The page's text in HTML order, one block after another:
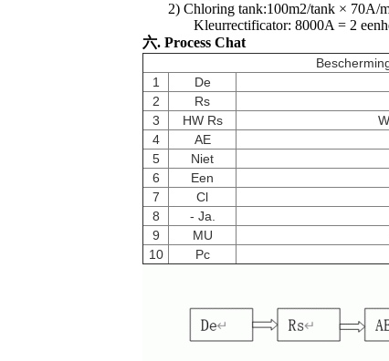
2) Chloring tank:100m2/tank × 70A/
Kleurrectificator: 8000A = 2
六. Process Chat
1
De
2
Rs
3
HW Rs
4
AE
5
Niet
6
Een
7
Cl
8
- Ja.
9
MU
10
Pc